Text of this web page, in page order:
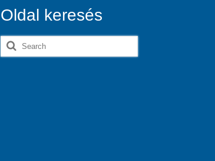
Oldal keresés
Search
for: